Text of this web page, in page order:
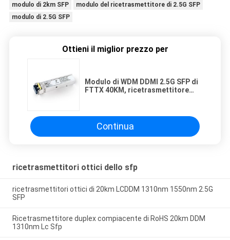
modulo di 2km SFP
modulo del ricetrasmettitore di 2.5G SFP
modulo di 2.5G SFP
Ottieni il miglior prezzo per
Modulo di WDM DDMI 2.5G SFP di
FTTX 40KM, ricetrasmettitore
Continua
ricetrasmettitori ottici dello sfp
ricetrasmettitori ottici di 20km LCDDM 1310nm 1550nm 2.5G
SFP
Ricetrasmettitore duplex compiacente di RoHS 20km DDM
1310nm Lc Sfp